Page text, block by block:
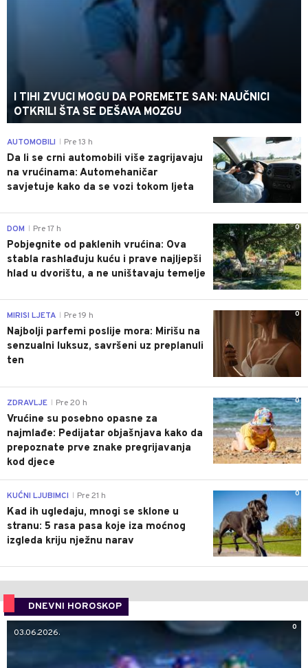
I TIHI ZVUCI MOGU DA POREMETE SAN: NAUČNICI
OTKRILI ŠTA SE DEŠAVA MOZGU
AUTOMOBILI Pre 13 h
Da li se crni automobili više zagrijavaju
na vrućinama: Automehaničar
savjetuje kako da se vozi tokom ljeta
0
DOM Pre 17 h
Pobjegnite od paklenih vrućina: Ova
stabla rashlađuju kuću i prave najljepši
hlad u dvorištu, a ne uništavaju temelje
0
MIRISI LJETA Pre 19 h
Najbolji parfemi poslije mora: Mirišu na
senzualni luksuz, savršeni uz preplanuli
ten
0
ZDRAVLJE Pre 20 h
Vrućine su posebno opasne za
najmlađe: Pedijatar objašnjava kako da
prepoznate prve znake pregrijavanja
kod djece
0
KUĆNI LJUBIMCI Pre 21 h
Kad ih ugledaju, mnogi se sklone u
stranu: 5 rasa pasa koje iza moćnog
izgleda kriju nježnu narav
DNEVNI HOROSKOP
0
03.06.2026.